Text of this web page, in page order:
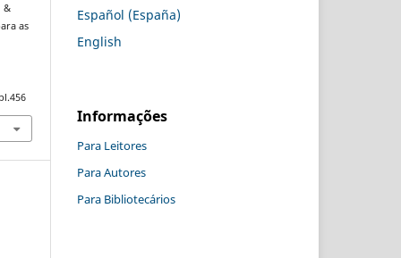
&
as
Español (España)
English
Informações
Para Leitores
Para Autores
Para Bibliotecários